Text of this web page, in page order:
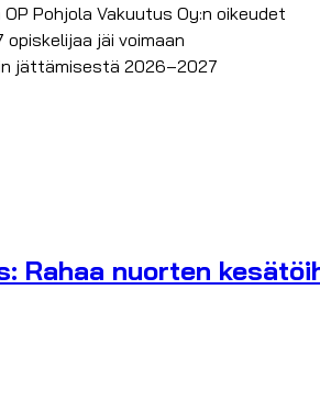
Pohjola Vakuutus Oy:n oikeudet
jäi voimaan
jättämisestä 2026–2027
Rahaa nuorten